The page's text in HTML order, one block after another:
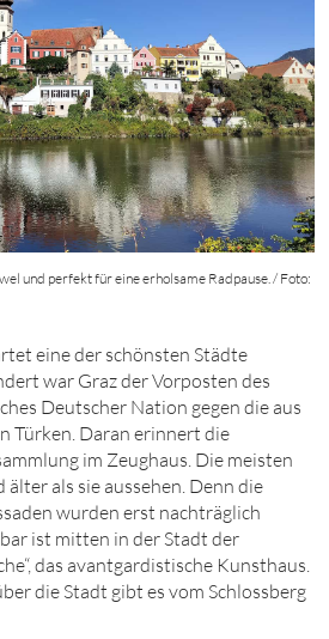
und perfekt für eine erholsame Radpause. / Foto:
eine der schönsten Städte
war Graz der Vorposten des
Deutscher Nation gegen die aus
Türken. Daran erinnert die
im Zeughaus. Die meisten
als sie aussehen. Denn die
wurden erst nachträglich
ist mitten in der Stadt der
das avantgardistische Kunsthaus.
die Stadt gibt es vom Schlossberg